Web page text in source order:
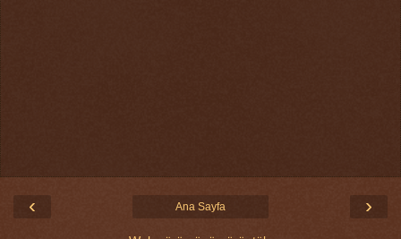
‹ ›
Ana Sayfa